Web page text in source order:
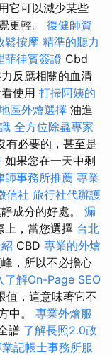
它可以減少某些
更輕。 復健師資
鬆按摩 精準的聽力
菲律賓簽證 Cbd
反應相關的血清
使用 打掃阿姨的
區外燴選擇 油進
全方位除蟲專家
有必要的，甚至是
如果您在一天中剩
師事務所推薦 專業
信社 旅行社代辦護
成分的好處。 漏
上，當您選擇 台北
CBD 專業的外燴
，所以不必擔心
了解On-Page SEO
值，這意味著它不
中。 專業外燴服
譜 了解長照2.0政
記帳士事務所服